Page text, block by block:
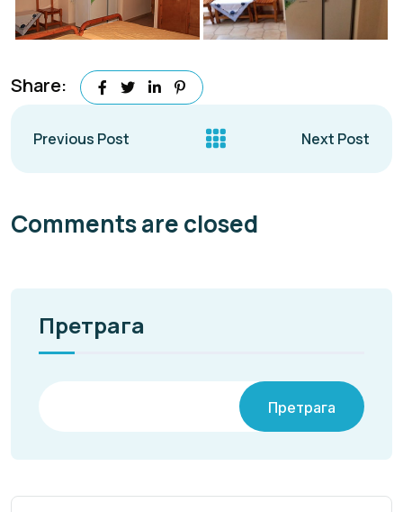
Share:
Previous Post Next Post
Comments are closed
Претрага
Претрага